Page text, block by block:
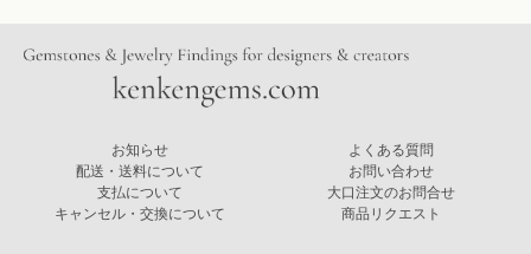
お知らせ
配送・送料について
支払について
キャンセル・交換について
よくある質問
お問い合わせ
大口注文のお問合せ
商品リクエスト